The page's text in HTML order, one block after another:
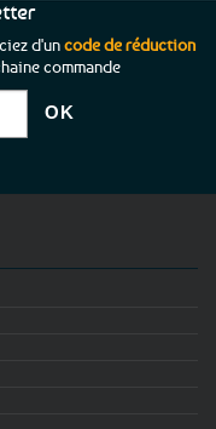
d'uncode de réduction
commande